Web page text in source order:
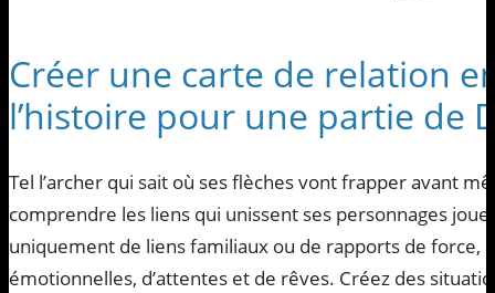
Créer une carte de relation
l’histoire pour une partie de
Tel l’archer qui sait où ses flèches vont frapper avant
comprendre les liens qui unissent ses personnages
uniquement de liens familiaux ou de rapports de force,
émotionnelles, d’attentes et de rêves. Créez des